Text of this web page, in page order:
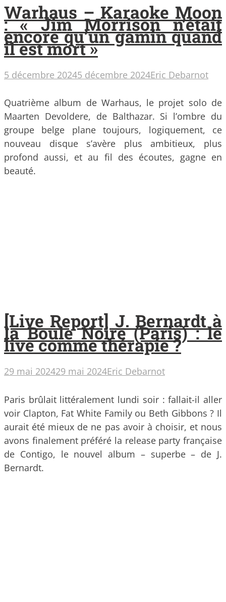
Warhaus – Karaoke Moon
: « Jim Morrison n’était
encore qu’un gamin quand
il est mort »
5 décembre 20245 décembre 2024Eric Debarnot
Quatrième album de Warhaus, le projet solo de
Maarten Devoldere, de Balthazar. Si l’ombre du
groupe belge plane toujours, logiquement, ce
nouveau disque s’avère plus ambitieux, plus
profond aussi, et au fil des écoutes, gagne en
beauté.
[Live Report] J. Bernardt à
la Boule Noire (Paris) : le
live comme thérapie ?
29 mai 202429 mai 2024Eric Debarnot
Paris brûlait littéralement lundi soir : fallait-il aller
voir Clapton, Fat White Family ou Beth Gibbons ? Il
aurait été mieux de ne pas avoir à choisir, et nous
avons finalement préféré la release party française
de Contigo, le nouvel album – superbe – de J.
Bernardt.